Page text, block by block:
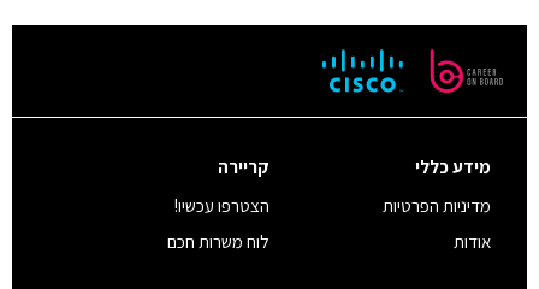
מידע כללי
מדיניות הפרטיות
אודות
קריירה
הצטרפו עכשיו!
לוח משרות חכם